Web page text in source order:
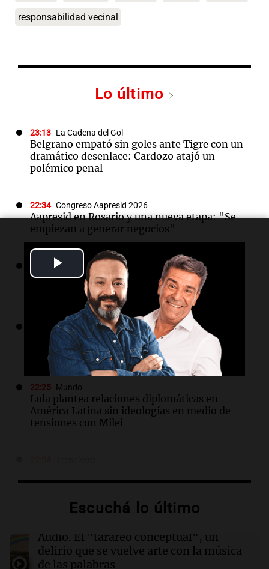
Play
Video
responsabilidad vecinal
Lo último
23:13 La Cadena del Gol
Belgrano empató sin goles ante Tigre con un
dramático desenlace: Cardozo atajó un
polémico penal
22:34 Congreso Aapresid 2026
Aapresid en Rosario y una nueva etapa: "Se
empiezan a generar negocios"
Amamos Argentina
El "tarareo conceptual", un delirio que se
vuelve arte con la música de las palabras
Sociedad
Quiniela turista: conocé los números
ganadores de hoy miércoles 5 de agosto.
22:25 Mundo
Lula plantea relaciones diplomáticas en
América Latina sin ideologías en medio de
tensiones con Milei
X tras un año en el cargo
Descuentos de hasta $400 en entradas para
TechCrunch Disrupt 2026 hasta el viernes
Escuchá lo último
Audio. El "tarareo conceptual", un
delirio que se vuelve arte con la música
de las palabras